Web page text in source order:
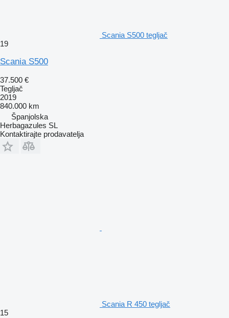
Scania S500 tegljač
19
Scania S500
37.500 €
Tegljač
2019
840.000 km
Španjolska
Herbagazules SL
Kontaktirajte prodavatelja
Scania R 450 tegljač
15